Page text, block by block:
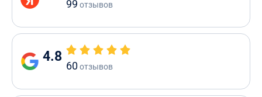
99 отзывов
4.8
60отзывов